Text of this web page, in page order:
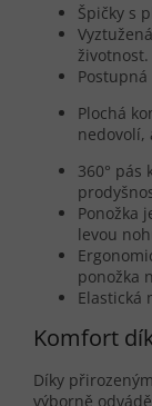
Špičky s
životnost.
Plochá
nedovolí,
360° pás
Ponožka
levou
ponožka
Elastická
Komfort
Díky
výborně